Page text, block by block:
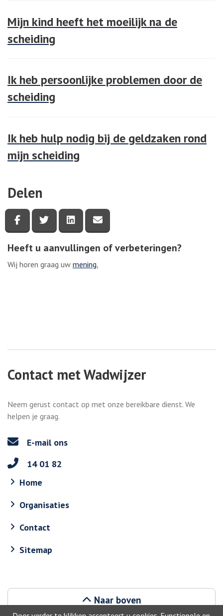
Mijn kind heeft het moeilijk na de
scheiding
Ik heb persoonlijke problemen door de
scheiding
Ik heb hulp nodig bij de geldzaken rond
mijn scheiding
Delen
Deel deze pagina via Facebook
Deel deze pagina via Twitter
Deel deze pagina via LinkedIn
Heeft u aanvullingen of verbeteringen?
Wij horen graag uw mening.
Contact met Wadwijzer
Neem gerust contact op met onze bereikbare dienst. We
helpen je graag.
E-mail ons
14 01 82
Home
Organisaties
Contact
Sitemap
Naar boven